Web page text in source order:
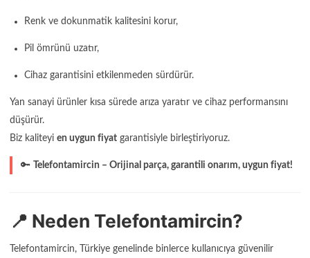
Renk ve dokunmatik kalitesini korur,
Pil ömrünü uzatır,
Cihaz garantisini etkilenmeden sürdürür.
Yan sanayi ürünler kısa sürede arıza yaratır ve cihaz performansını
düşürür.
Biz kaliteyi en uygun fiyat garantisiyle birleştiriyoruz.
🔑 Telefontamircin – Orijinal parça, garantili onarım, uygun fiyat!
📍 Neden Telefontamircin?
Telefontamircin, Türkiye genelinde binlerce kullanıcıya güvenilir